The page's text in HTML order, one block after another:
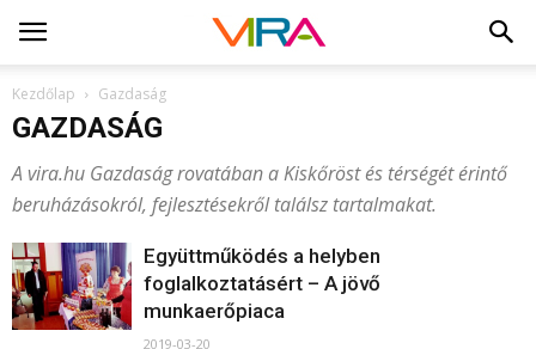
Kezdőlap Gazdaság
GAZDASÁG
A vira.hu Gazdaság rovatában a Kiskőröst és térségét érintő
beruházásokról, fejlesztésekről találsz tartalmakat.
Együttműködés a helyben
foglalkoztatásért – A jövő
munkaerőpiaca
2019-03-20